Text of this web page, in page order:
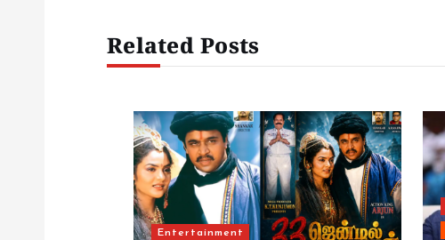
Related Posts
Entertainment